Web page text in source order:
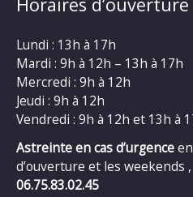
Lundi : 13h à 17h
Mardi : 9h à 12h – 13h à 17h
Mercredi : 9h à 12h
Jeudi : 9h à 12h
Vendredi : 9h à 12h et 13h à
Astreinte en cas d’urgence
d’ouverture et les weekends
06.75.83.02.45